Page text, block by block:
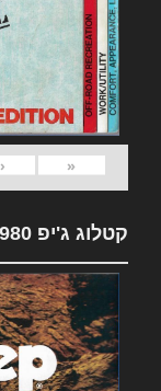
«
‹
קטלוג ג'יפ 1980